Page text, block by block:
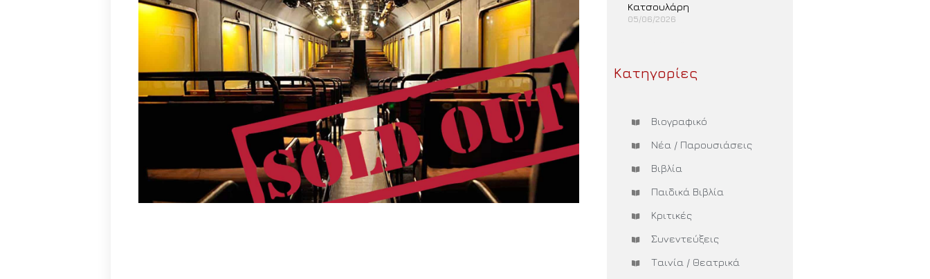
Κατσουλάρη
05/06/2026
Κατηγορίες
Βιογραφικό
Νέα / Παρουσιάσεις
Βιβλία
Παιδικά Βιβλία
Κριτικές
Συνεντεύξεις
Ταινία / Θεατρικά